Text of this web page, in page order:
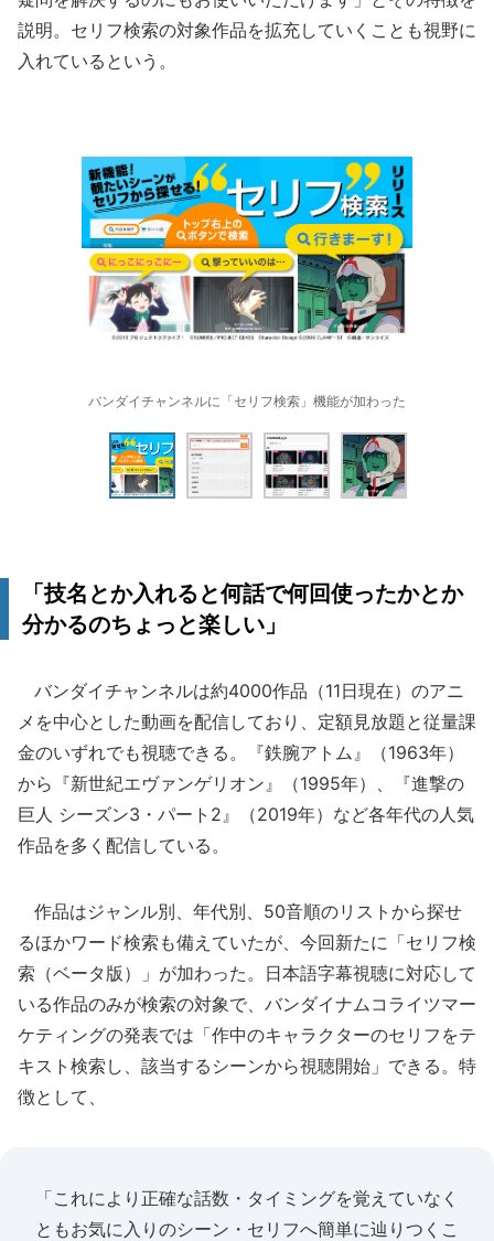
説明。セリフ検索の対象作品を拡充していくことも視野に
入れているという。
バンダイチャンネルに「セリフ検索」機能が加わった
「技名とか入れると何話で何回使ったかとか
分かるのちょっと楽しい」
バンダイチャンネルは約4000作品（11日現在）のアニ
メを中心とした動画を配信しており、定額見放題と従量課
金のいずれでも視聴できる。『鉄腕アトム』（1963年）
から『新世紀エヴァンゲリオン』（1995年）、『進撃の
巨人 シーズン3・パート2』（2019年）など各年代の人気
作品を多く配信している。
作品はジャンル別、年代別、50音順のリストから探せ
るほかワード検索も備えていたが、今回新たに「セリフ検
索（ベータ版）」が加わった。日本語字幕視聴に対応して
いる作品のみが検索の対象で、バンダイナムコライツマー
ケティングの発表では「作中のキャラクターのセリフをテ
キスト検索し、該当するシーンから視聴開始」できる。特
徴として、
「これにより正確な話数・タイミングを覚えていなく
ともお気に入りのシーン・セリフへ簡単に辿りつくこ